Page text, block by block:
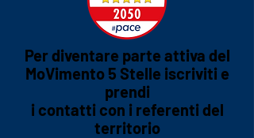
Per diventare parte attiva del
MoVimento 5 Stelle iscriviti e
prendi
i contatti con i referenti del
territorio